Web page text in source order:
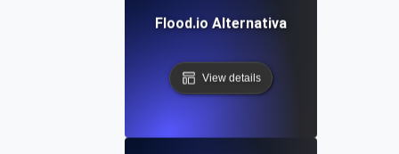
Flood.io Alternativa
View details